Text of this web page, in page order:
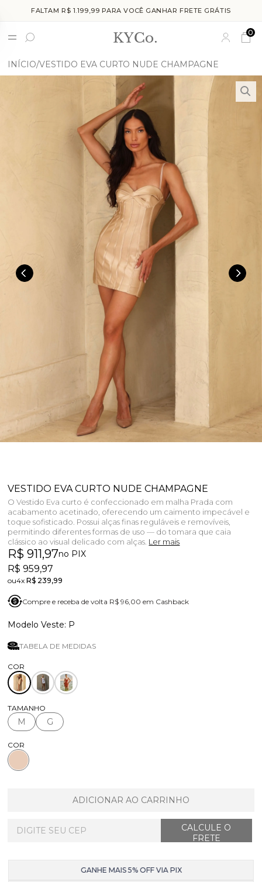
FALTAM R$ 1.199,99 PARA VOCÊ GANHAR FRETE GRÁTIS
0
INÍCIO VESTIDO EVA CURTO NUDE CHAMPAGNE
VESTIDO EVA CURTO NUDE CHAMPAGNE
O Vestido Eva curto é confeccionado em malha Prada com
acabamento acetinado, oferecendo um caimento impecável e
toque sofisticado. Possui alças finas reguláveis e removíveis,
permitindo diferentes formas de uso — do tomara que caia
clássico ao visual delicado com alças. Ler mais
R$ 911,97no PIX
R$ 959,97
4xR$ 239,99
Compre e receba de volta R$ 96,00 em Cashback
P
TABELA DE MEDIDAS
TAMANHO
M G
COR
ADICIONAR AO CARRINHO
GANHE MAIS 5% OFF VIA PIX